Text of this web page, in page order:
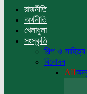
রাজনীতি
অর্থনীতি
খেলাধুলা
সংস্কৃতি
শিল্প ও সাহিত্য
বিনোদন
All